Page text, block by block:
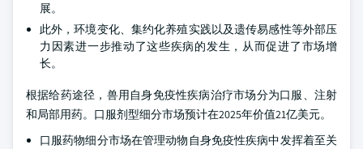
展。
此外，环境变化、集约化养殖实践以及遗传易感性等外部压
力因素进一步推动了这些疾病的发生，从而促进了市场增
长。
根据给药途径，兽用自身免疫性疾病治疗市场分为口服、注射
和局部用药。口服剂型细分市场预计在2025年价值21亿美元。
口服药物细分市场在管理动物自身免疫性疾病中发挥着至关